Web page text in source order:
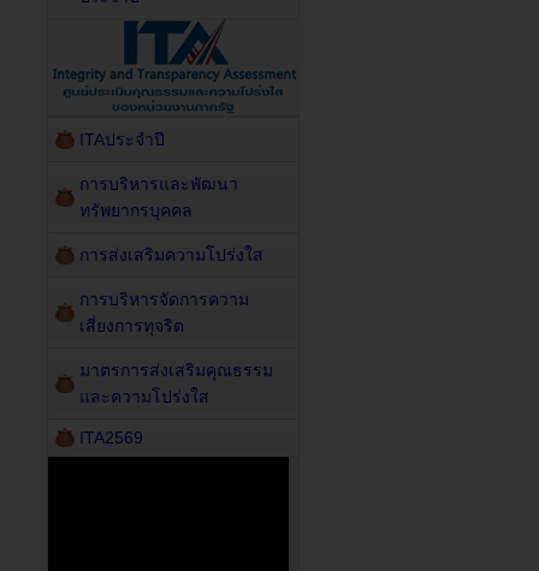
ITAประจำปี
การบริหารและพัฒนา
ทรัพยากรบุคคล
การส่งเสริมความโปร่งใส
การบริหารจัดการความ
เสี่ยงการทุจริต
มาตรการส่งเสริมคุณธรรม
และความโปร่งใส
ITA2569